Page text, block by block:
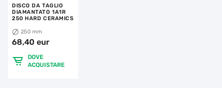
DISCO DA TAGLIO
DIAMANTATO 1A1R
250 HARD CERAMICS
250 mm
68,40 eur
DOVE
ACQUISTARE